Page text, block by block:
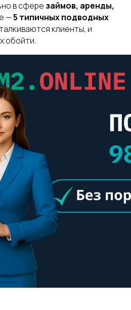
в сфере займов, аренды,
—5 типичных подводных
клиенты, и
обойти.